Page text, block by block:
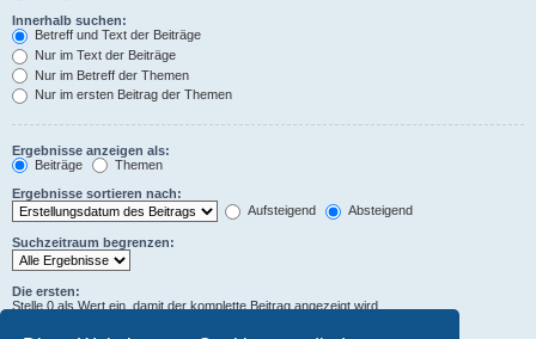
Innerhalb suchen:
Betreff und Text der Beiträge
Nur im Text der Beiträge
Nur im Betreff der Themen
Nur im ersten Beitrag der Themen
Ergebnisse anzeigen als:
Beiträge
Themen
Ergebnisse sortieren nach:
Aufsteigend
Absteigend
Suchzeitraum begrenzen:
Die ersten:
Stelle 0 als Wert ein, damit der komplette Beitrag angezeigt wird.